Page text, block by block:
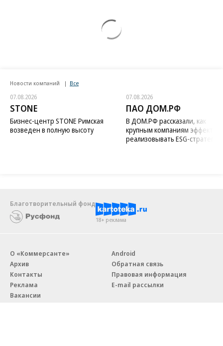
Новости компаний Все
07.08.2026
STONE
Бизнес-центр STONE Римская
возведен в полную высоту
07.08.2026
ПАО ДОМ.РФ
В ДОМ.РФ рассказали, как
крупным компаниям
реализовывать ESG-стратегию
Благотворительный фонд
18+ реклама
О «Коммерсанте»
Архив
Контакты
Реклама
Вакансии
Android
Обратная связь
Правовая информация
E-mail рассылки